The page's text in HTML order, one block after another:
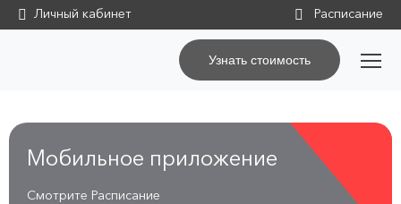
Личный кабинет
Узнать стоимость
Мобильное приложение
Смотрите Расписание